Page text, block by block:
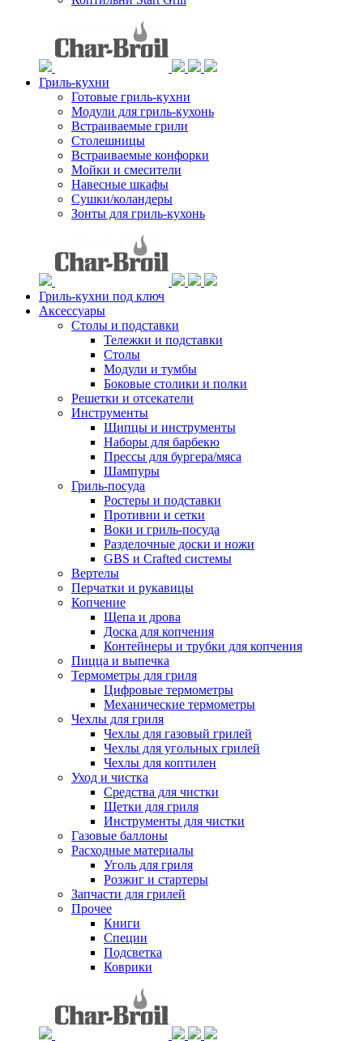
Гриль-кухни
Готовые гриль-кухни
Модули для гриль-кухонь
Встраиваемые грили
Столешницы
Встраиваемые конфорки
Мойки и смесители
Навесные шкафы
Сушки/коландеры
Зонты для гриль-кухонь
Гриль-кухни под ключ
Аксессуары
Столы и подставки
Тележки и подставки
Столы
Модули и тумбы
Боковые столики и полки
Решетки и отсекатели
Инструменты
Щипцы и инструменты
Наборы для барбекю
Прессы для бургера/мяса
Шампуры
Гриль-посуда
Ростеры и подставки
Противни и сетки
Воки и гриль-посуда
Разделочные доски и ножи
GBS и Crafted системы
Вертелы
Перчатки и рукавицы
Копчение
Щепа и дрова
Доска для копчения
Контейнеры и трубки для копчения
Пицца и выпечка
Термометры для гриля
Цифровые термометры
Механические термометры
Чехлы для гриля
Чехлы для газовый грилей
Чехлы для угольных грилей
Чехлы для коптилен
Уход и чистка
Средства для чистки
Щетки для гриля
Инструменты для чистки
Газовые баллоны
Расходные материалы
Уголь для гриля
Розжиг и стартеры
Запчасти для грилей
Прочее
Книги
Специи
Подсветка
Коврики